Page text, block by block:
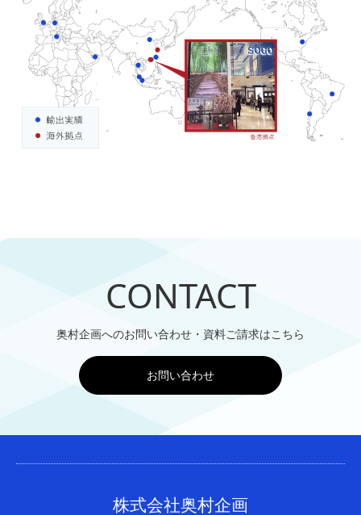
CONTACT
奥村企画へのお問い合わせ・資料ご請求はこちら
お問い合わせ
株式会社奥村企画